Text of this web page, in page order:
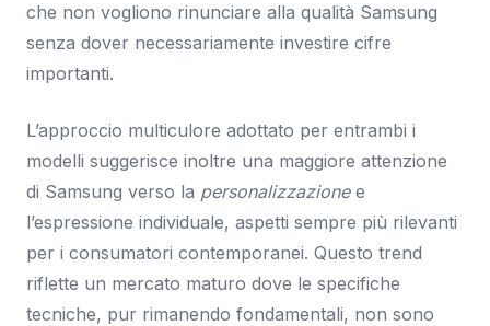
che non vogliono rinunciare alla qualità Samsung
senza dover necessariamente investire cifre
importanti.
L’approccio multiculore adottato per entrambi i
modelli suggerisce inoltre una maggiore attenzione
di Samsung verso la personalizzazionee
l’espressione individuale, aspetti sempre più rilevanti
per i consumatori contemporanei. Questo trend
riflette un mercato maturo dove le specifiche
tecniche, pur rimanendo fondamentali, non sono